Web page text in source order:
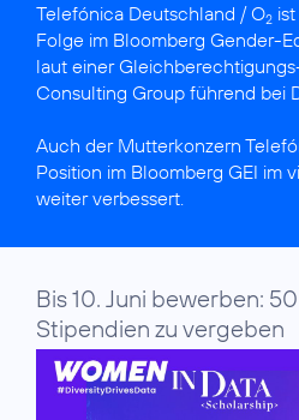
Telefónica Deutschland / O2 ist
Folge im Bloomberg Gender-
laut einer
Consulting Group führend bei
Auch der Mutterkonzern
Position im Bloomberg GEI im
weiter verbessert.
Bis 10. Juni bewerben:
Stipendien zu vergeben